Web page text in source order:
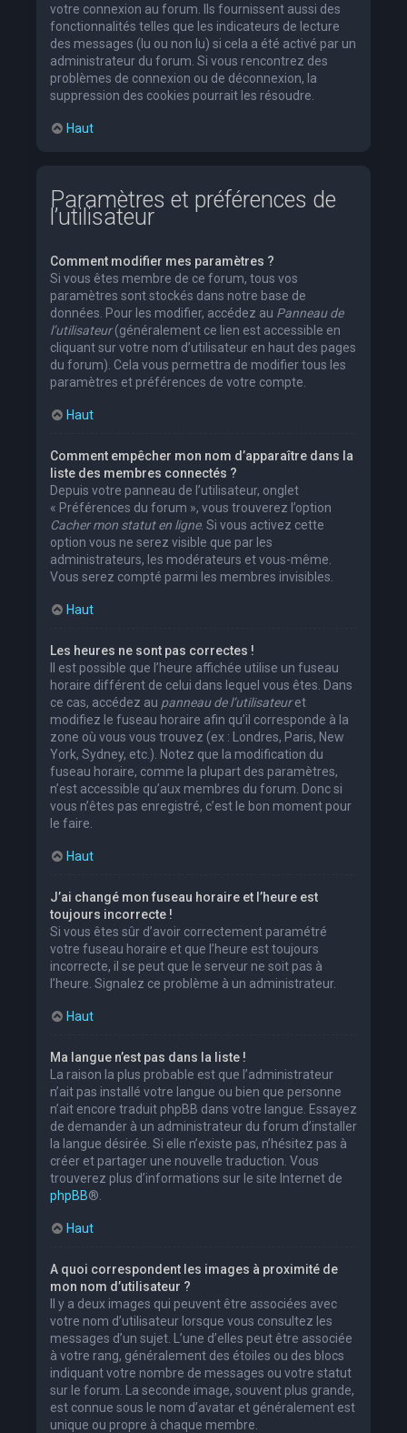
votre connexion au forum. Ils fournissent aussi des
fonctionnalités telles que les indicateurs de lecture
des messages (lu ou non lu) si cela a été activé par un
administrateur du forum. Si vous rencontrez des
problèmes de connexion ou de déconnexion, la
suppression des cookies pourrait les résoudre.
Haut
Paramètres et préférences de
l’utilisateur
Comment modifier mes paramètres ?
Si vous êtes membre de ce forum, tous vos
paramètres sont stockés dans notre base de
données. Pour les modifier, accédez au Panneau de
l’utilisateur(généralement ce lien est accessible en
cliquant sur votre nom d’utilisateur en haut des pages
du forum). Cela vous permettra de modifier tous les
paramètres et préférences de votre compte.
Haut
Comment empêcher mon nom d’apparaître dans la
liste des membres connectés ?
Depuis votre panneau de l’utilisateur, onglet
« Préférences du forum », vous trouverez l’option
Cacher mon statut en ligne. Si vous activez cette
option vous ne serez visible que par les
administrateurs, les modérateurs et vous-même.
Vous serez compté parmi les membres invisibles.
Haut
Les heures ne sont pas correctes !
Il est possible que l’heure affichée utilise un fuseau
horaire différent de celui dans lequel vous êtes. Dans
ce cas, accédez au panneau de l’utilisateuret
modifiez le fuseau horaire afin qu’il corresponde à la
zone où vous vous trouvez (ex : Londres, Paris, New
York, Sydney, etc.). Notez que la modification du
fuseau horaire, comme la plupart des paramètres,
n’est accessible qu’aux membres du forum. Donc si
vous n’êtes pas enregistré, c’est le bon moment pour
le faire.
Haut
J’ai changé mon fuseau horaire et l’heure est
toujours incorrecte !
Si vous êtes sûr d’avoir correctement paramétré
votre fuseau horaire et que l’heure est toujours
incorrecte, il se peut que le serveur ne soit pas à
l’heure. Signalez ce problème à un administrateur.
Haut
Ma langue n’est pas dans la liste !
La raison la plus probable est que l’administrateur
n’ait pas installé votre langue ou bien que personne
n’ait encore traduit phpBB dans votre langue. Essayez
de demander à un administrateur du forum d’installer
la langue désirée. Si elle n’existe pas, n’hésitez pas à
créer et partager une nouvelle traduction. Vous
trouverez plus d’informations sur le site Internet de
phpBB®.
Haut
A quoi correspondent les images à proximité de
mon nom d’utilisateur ?
Il y a deux images qui peuvent être associées avec
votre nom d’utilisateur lorsque vous consultez les
messages d’un sujet. L’une d’elles peut être associée
à votre rang, généralement des étoiles ou des blocs
indiquant votre nombre de messages ou votre statut
sur le forum. La seconde image, souvent plus grande,
est connue sous le nom d’avatar et généralement est
unique ou propre à chaque membre.